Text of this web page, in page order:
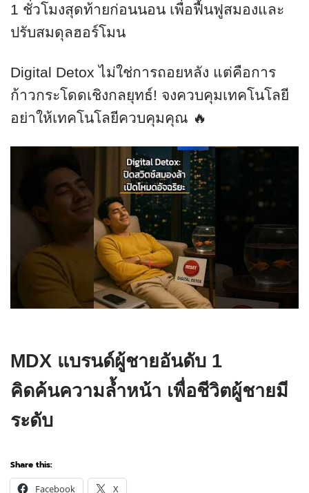
1 ชั่วโมงสุดท้ายก่อนนอน เพื่อฟื้นฟูสมองและ
ปรับสมดุลฮอร์โมน
Digital Detox ไม่ใช่การถอยหลัง แต่คือการ
ก้าวกระโดดเชิงกลยุทธ์! จงควบคุมเทคโนโลยี
อย่าให้เทคโนโลยีควบคุมคุณ 🔥
MDX แบรนด์ผู้ชายอันดับ 1
คิดค้นความล้ำหน้า เพื่อชีวิตผู้ชายมี
ระดับ
Share this:
Facebook
X